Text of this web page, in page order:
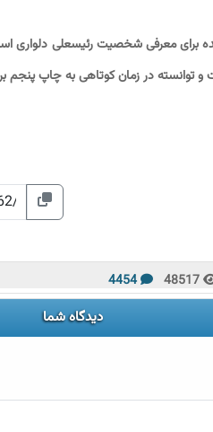
برای معرفی شخصیت رئیسعلی دلواری
و توانسته در زمان کوتاهی به چاپ پنجم
48517
4454
دیدگاه شما